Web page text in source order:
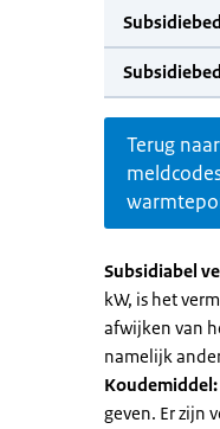
Terug naar
Subsidiabel
kW, is het
afwijken van
namelijk
Koudemiddel:
geven. Er zijn